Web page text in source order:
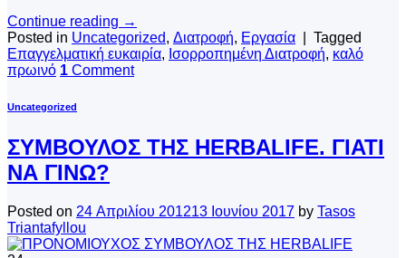
Continue reading →
Posted in Uncategorized, Διατροφή, Εργασία
Tagged
Επαγγελματική ευκαιρία, Ισορροπημένη Διατροφή, καλό
πρωινό 1 Comment
Uncategorized
ΣΥΜΒΟΥΛΟΣ ΤΗΣ HERBALIFE. ΓΙΑΤΙ
ΝΑ ΓΙΝΩ?
Posted on 24 Απριλίου 201213 Ιουνίου 2017 by Tasos
Triantafyllou